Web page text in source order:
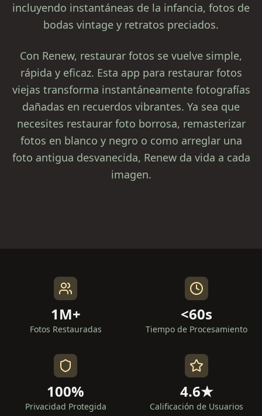
incluyendo instantáneas de la infancia, fotos de
bodas vintage y retratos preciados.
Con Renew, restaurar fotos se vuelve simple,
rápida y eficaz. Esta app para restaurar fotos
viejas transforma instantáneamente fotografías
dañadas en recuerdos vibrantes. Ya sea que
necesites restaurar foto borrosa, remasterizar
fotos en blanco y negro o como arreglar una
foto antigua desvanecida, Renew da vida a cada
imagen.
1M+
Fotos Restauradas
<60s
Tiempo de Procesamiento
100%
Privacidad Protegida
4.6★
Calificación de Usuarios